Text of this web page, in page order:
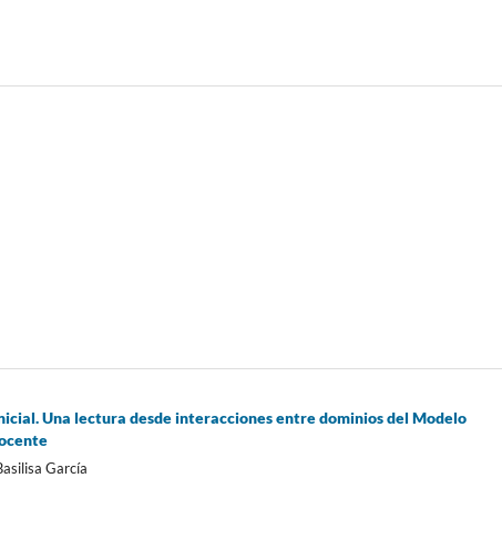
Una lectura desde interacciones entre dominios del Modelo
García